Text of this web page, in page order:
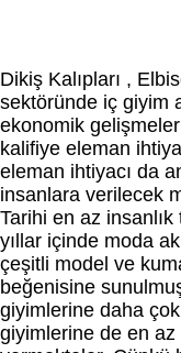
Dikiş Kalıpları ,
sektöründe iç giyim
ekonomik
kalifiye eleman
eleman ihtiyacı da
insanlara verilecek
Tarihi en az
yıllar içinde moda
çeşitli model ve
beğenisine
giyimlerine daha
giyimlerine de en az